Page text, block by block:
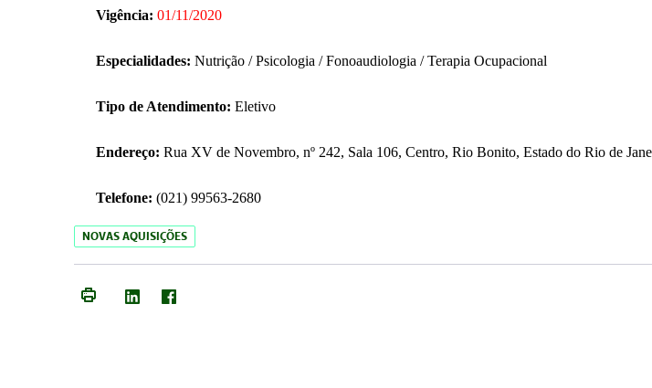
Vigência: 01/11/2020
Especialidades: Nutrição / Psicologia / Fonoaudiologia / Terapia Ocupacional
Tipo de Atendimento: Eletivo
Endereço: Rua XV de Novembro, nº 242, Sala 106, Centro, Rio Bonito, Estado do Rio de
Telefone: (021) 99563-2680
NOVAS AQUISIÇÕES